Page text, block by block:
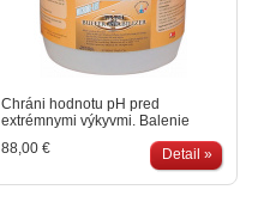
Chráni hodnotu pH pred
extrémnymi výkyvmi. Balenie
jazierkovej vody. Použitie: pri
vysokej hodnote pH pridajte 4
vrchnáky na 450 litrov vody. Pri
88,00 € Detail »